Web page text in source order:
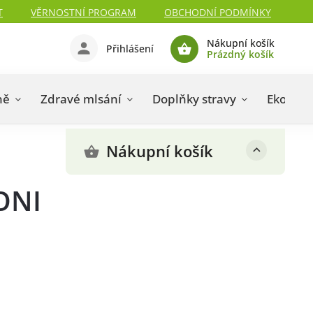
VĚRNOSTNÍ PROGRAM OBCHODNÍ PODMÍNKY
Nákupní košík
Prázdný košík
Přihlášení
Zdravé mlsání Doplňky stravy Eko
Nákupní košík